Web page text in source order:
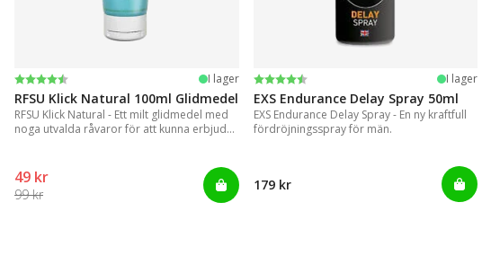
Betyg:
4.4 utav 5 stjärnor I lager
RFSU Klick Natural 100ml Glidmedel
RFSU Klick Natural - Ett milt glidmedel med
noga utvalda råvaror för att kunna erbjuda
49 kr
99 kr
Betyg:
4.2 utav 5 stjärnor I lager
EXS Endurance Delay Spray 50ml
EXS Endurance Delay Spray - En ny kraftfull
fördröjningsspray för män.
179 kr